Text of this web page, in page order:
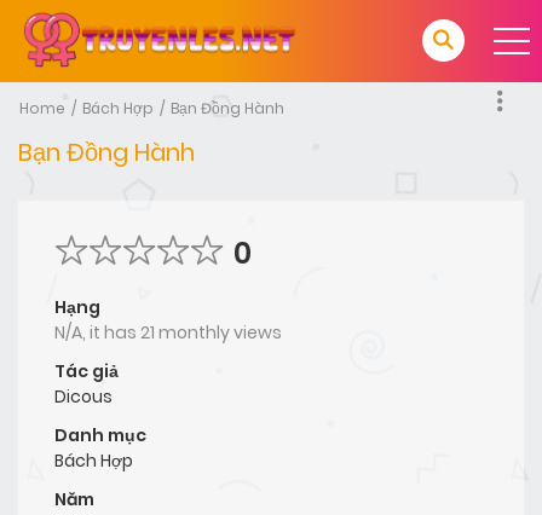
Home Bách Hợp Bạn Đồng Hành
Bạn Đồng Hành
0
Hạng
N/A, it has 21 monthly views
Tác giả
Dicous
Danh mục
Bách Hợp
Năm